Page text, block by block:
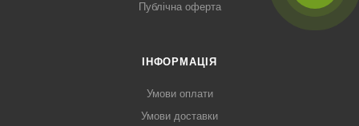
Публічна оферта
ІНФОРМАЦІЯ
Умови оплати
Умови доставки